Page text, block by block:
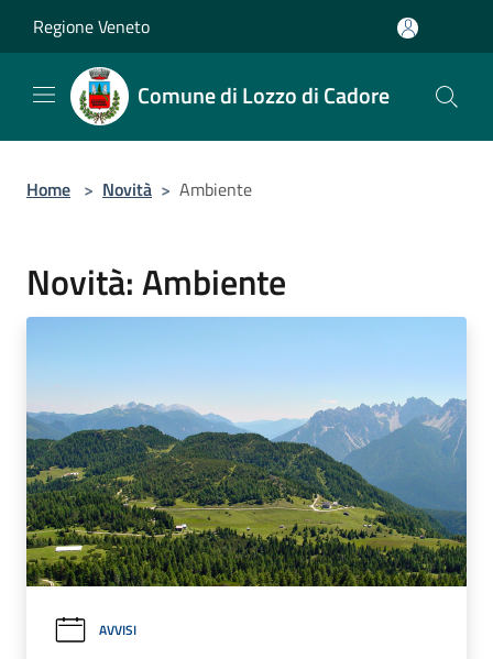
Regione Veneto
Comune di Lozzo di Cadore
Home > Novità > Ambiente
Novità: Ambiente
AVVISI